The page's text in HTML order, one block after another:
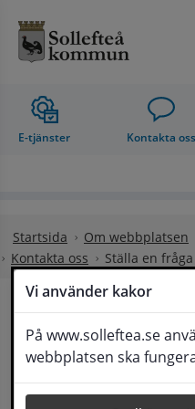
Vi använder kakor
På www.solleftea.se
webbplatsen ska
E-tjänster Kontakta oss
Startsida
Om webbplatsen
Kontakta oss
Ställa en fråga
Ställa en fråga
Om din fråga är